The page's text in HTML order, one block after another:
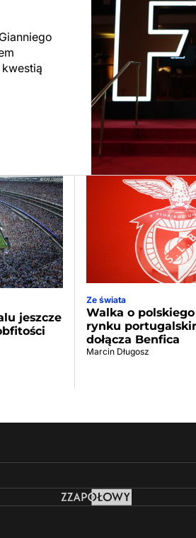
jeszcze
Ze świata
Walka o
rynku
dołącza Benfica
Marcin Długosz